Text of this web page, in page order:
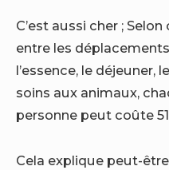
C’est aussi cher ;
entre les
l’essence, le déjeuner,
soins aux animaux,
personne peut coûte
Cela explique peut-